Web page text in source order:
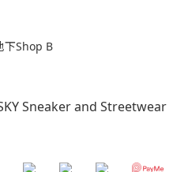
下Shop B
Sneaker and Streetwear